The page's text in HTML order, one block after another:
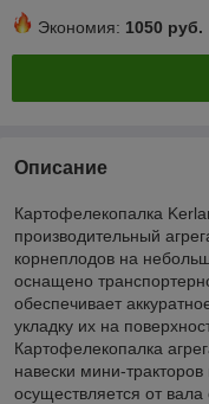
Экономия: 1050 руб.
Описание
Картофелекопалка
производительный
корнеплодов на
оснащено
обеспечивает
укладку их на
Картофелекопалка
навески мини-
осуществляется от